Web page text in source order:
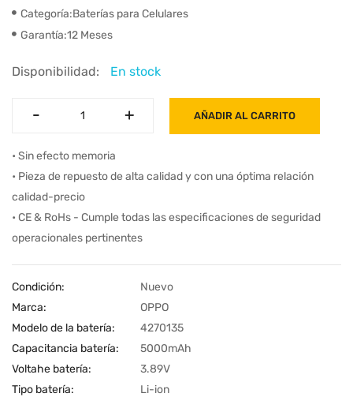
Categoría:Baterías para Celulares
Garantía:12 Meses
Disponibilidad: En stock
- +
- + AÑADIR AL CARRITO
• Sin efecto memoria
• Pieza de repuesto de alta calidad y con una óptima relación
calidad-precio
• CE & RoHs - Cumple todas las especificaciones de seguridad
operacionales pertinentes
Condición:
Nuevo
Marca:
OPPO
Modelo de la batería:
4270135
Capacitancia batería:
5000mAh
Voltahe batería:
3.89V
Tipo batería:
Li-ion